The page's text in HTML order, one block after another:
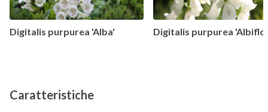
Digitalis purpurea 'Alba' Digitalis purpurea
Caratteristiche